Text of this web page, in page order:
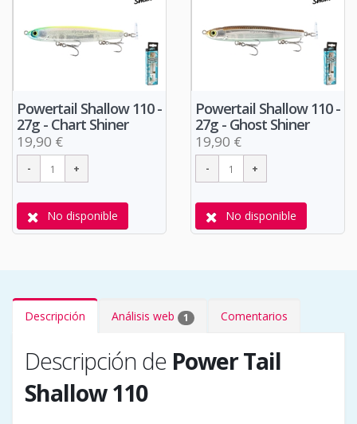
Powertail Shallow 110 -
27g - Chart Shiner
19,90 €
No disponible
Powertail Shallow 110 -
27g - Ghost Shiner
19,90 €
No disponible
Descripción Análisis web 1 Comentarios
Descripción de Power Tail
Shallow 110